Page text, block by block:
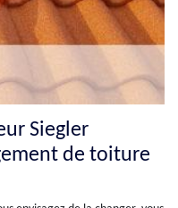
Siegler
de toiture